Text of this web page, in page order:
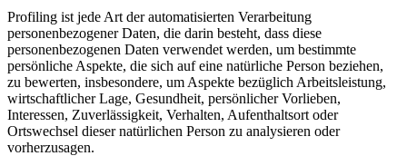
Profiling ist jede Art der automatisierten Verarbeitung
personenbezogener Daten, die darin besteht, dass diese
personenbezogenen Daten verwendet werden, um bestimmte
persönliche Aspekte, die sich auf eine natürliche Person beziehen,
zu bewerten, insbesondere, um Aspekte bezüglich Arbeitsleistung,
wirtschaftlicher Lage, Gesundheit, persönlicher Vorlieben,
Interessen, Zuverlässigkeit, Verhalten, Aufenthaltsort oder
Ortswechsel dieser natürlichen Person zu analysieren oder
vorherzusagen.